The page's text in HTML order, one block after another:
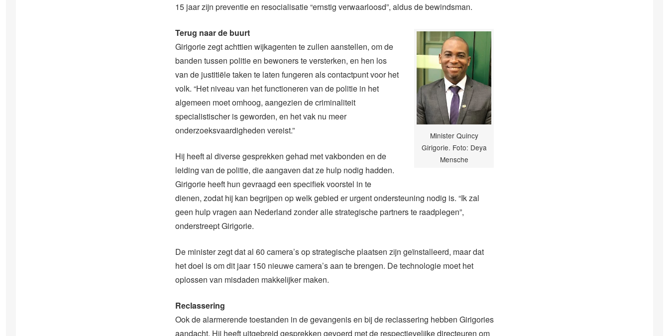
15 jaar zijn preventie en resocialisatie “ernstig verwaarloosd”, aldus de bewindsman.
Minister Quincy
Girigorie. Foto: Deya
Mensche
Terug naar de buurt
Girigorie zegt achttien wijkagenten te zullen aanstellen, om de
banden tussen politie en bewoners te versterken, en hen los
van de justitiële taken te laten fungeren als contactpunt voor het
volk. “Het niveau van het functioneren van de politie in het
algemeen moet omhoog, aangezien de criminaliteit
specialistischer is geworden, en het vak nu meer
onderzoeksvaardigheden vereist.”
Hij heeft al diverse gesprekken gehad met vakbonden en de
leiding van de politie, die aangaven dat ze hulp nodig hadden.
Girigorie heeft hun gevraagd een specifiek voorstel in te
dienen, zodat hij kan begrijpen op welk gebied er urgent ondersteuning nodig is. “Ik zal
geen hulp vragen aan Nederland zonder alle strategische partners te raadplegen”,
onderstreept Girigorie.
De minister zegt dat al 60 camera’s op strategische plaatsen zijn geïnstalleerd, maar dat
het doel is om dit jaar 150 nieuwe camera’s aan te brengen. De technologie moet het
oplossen van misdaden makkelijker maken.
Reclassering
Ook de alarmerende toestanden in de gevangenis en bij de reclassering hebben Girigories
aandacht. Hij heeft uitgebreid gesprekken gevoerd met de respectievelijke directeuren om